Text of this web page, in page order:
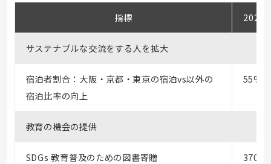
指標 2023
サステナブルな交流をする人を拡大
宿泊者割合：大阪・京都・東京の宿泊vs以外の
宿泊比率の向上
55%
教育の機会の提供
SDGs 教育普及のための図書寄贈 370冊